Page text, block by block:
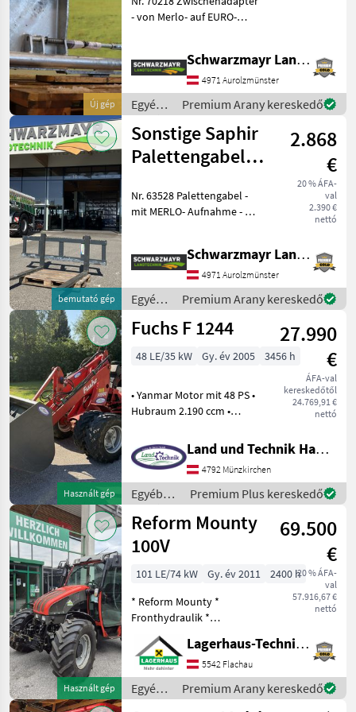
Új gép
- von Merlo- auf EURO-
Verkaufsteam der Fa.
Schwarzmayr zeigt Ihnen
das Gerät/Maschine ger
Schwarzmayr Landtechnik GmbH - Aurolzmünster
4971 Aurolzmünster
Egyéb
mezőgazdasági
erőgépek
/ Fliegl
Premium Arany kereskedő
bemutató gép
Sonstige Saphir
Palettengabel
2.868
€
20 % ÁFA-
val
2.390 €
nettó
Nr. 63528 Palettengabel -
mit MERLO- Aufnahme - mit
mit 1.500mm Zinkenlänge
Das Verkaufsteam der Fa.
Sch
Schwarzmayr Landtechnik GmbH - Aurolzmünster
4971 Aurolzmünster
Egyéb
mezőgazdasági
erőgépek
Sonstige
Premium Arany kereskedő
Használt gép
Fuchs F 1244
27.990
€
ÁFA-val
kereskedőtől
24.769,91 €
nettó
48 LE/35 kW Gy. év 2005 3456 h
• Yanmar Motor mit 48 PS •
Hubraum 2.190 ccm •
1.870daN • Bereifung 10/75-
15.3 • Zwillingsräder 10/75-
15.3 AS • 2 DW Steuergeräte
vorn
Land und Technik HandelsgesmbH
4792 Münzkirchen
Egyéb
mezőgazdasági
erőgépek
/ Fuchs
Premium Plus kereskedő
Használt gép
Reform Mounty
100V
69.500
€
20 % ÁFA-
val
57.916,67 €
nettó
101 LE/74 kW Gy. év 2011
2400 h
* Reform Mounty *
Fronthydraulik *
Frontzapfwelle *
Geräteentlastung *
Vierradlenkung * Bereifung
405/70R20 * inkl. 4
Zwillingsreifen * inkl. 4
Lagerhaus-Technik Flachau
5542 Flachau
Egyéb
mezőgazdasági
Premium Arany kereskedő